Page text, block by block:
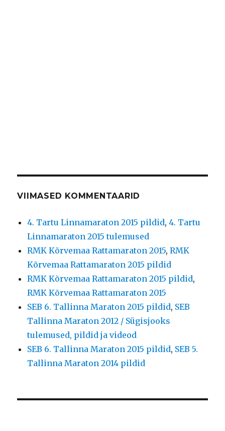
VIIMASED KOMMENTAARID
4. Tartu Linnamaraton 2015 pildid,4. Tartu
Linnamaraton 2015 tulemused
RMK Kõrvemaa Rattamaraton 2015,RMK
Kõrvemaa Rattamaraton 2015 pildid
RMK Kõrvemaa Rattamaraton 2015 pildid,
RMK Kõrvemaa Rattamaraton 2015
SEB 6. Tallinna Maraton 2015 pildid, SEB
Tallinna Maraton 2012 / Sügisjooks
tulemused, pildid ja videod
SEB 6. Tallinna Maraton 2015 pildid, SEB 5.
Tallinna Maraton 2014 pildid